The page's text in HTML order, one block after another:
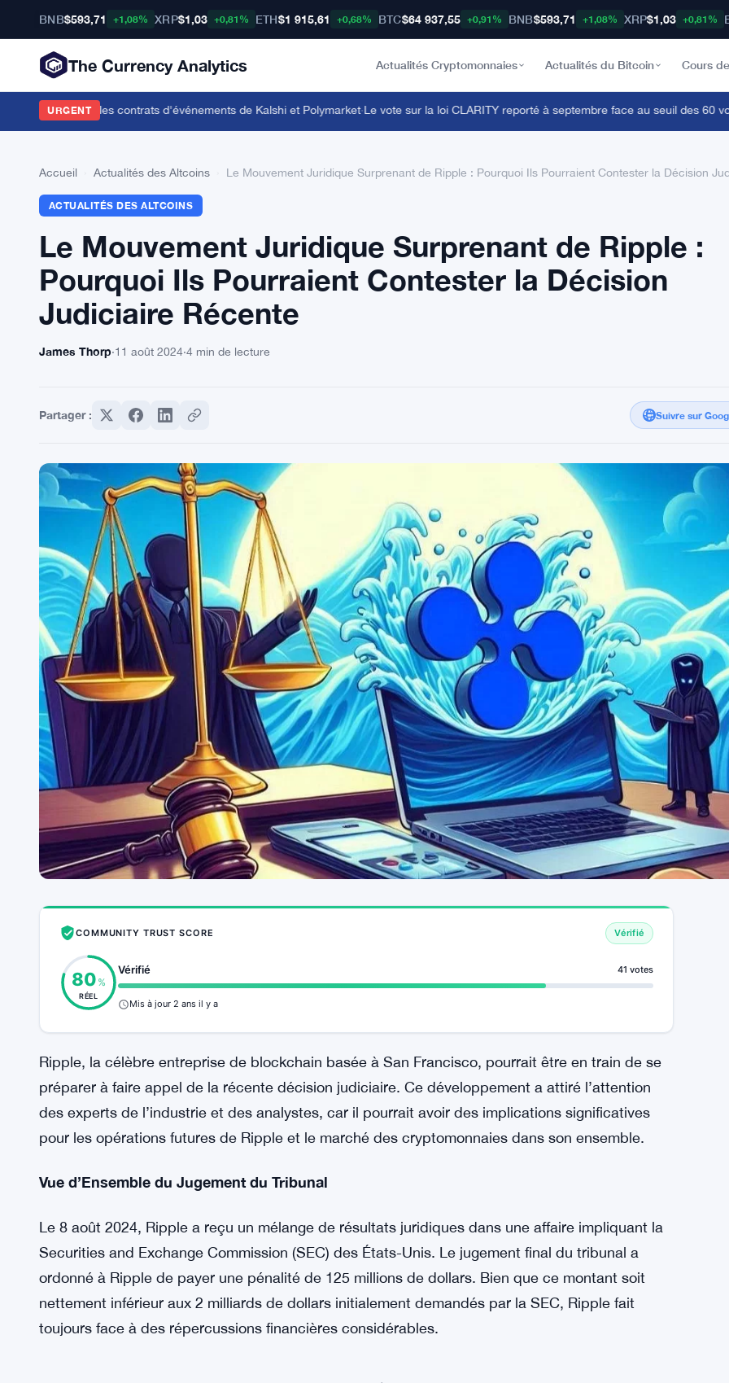
BNB$593,71 +1,08% XRP$1,03 +0,81% ETH$1 915,61 +0,68% BTC$64 937,55 +0,91% BNB$593,71 +1,08% XRP$1,03 +0,81%
The Currency Analytics Actualités Cryptomonnaies Actualités du Bitcoin Cours
URGENT
sur les contrats d'événements de Kalshi et Polymarket·Le vote sur la loi CLARITY reporté à septembre face au seuil des 60 voix
Accueil Actualités des Altcoins Le Mouvement Juridique Surprenant de Ripple : Pourquoi Ils Pourraient Contester la Décision
ACTUALITÉS DES ALTCOINS
Le Mouvement Juridique Surprenant de Ripple :
Pourquoi Ils Pourraient Contester la Décision
Judiciaire Récente
James Thorp·11 août 2024·4 min de lecture
Partager : Suivre sur
COMMUNITY TRUST SCORE Vérifié
80 %
RÉEL
Vérifié 41 votes
Mis à jour 2 ans il y a
Ripple, la célèbre entreprise de blockchain basée à San Francisco, pourrait être en train de se
préparer à faire appel de la récente décision judiciaire. Ce développement a attiré l’attention
des experts de l’industrie et des analystes, car il pourrait avoir des implications significatives
pour les opérations futures de Ripple et le marché des cryptomonnaies dans son ensemble.
Vue d’Ensemble du Jugement du Tribunal
Le 8 août 2024, Ripple a reçu un mélange de résultats juridiques dans une affaire impliquant la
Securities and Exchange Commission (SEC) des États-Unis. Le jugement final du tribunal a
ordonné à Ripple de payer une pénalité de 125 millions de dollars. Bien que ce montant soit
nettement inférieur aux 2 milliards de dollars initialement demandés par la SEC, Ripple fait
toujours face à des répercussions financières considérables.